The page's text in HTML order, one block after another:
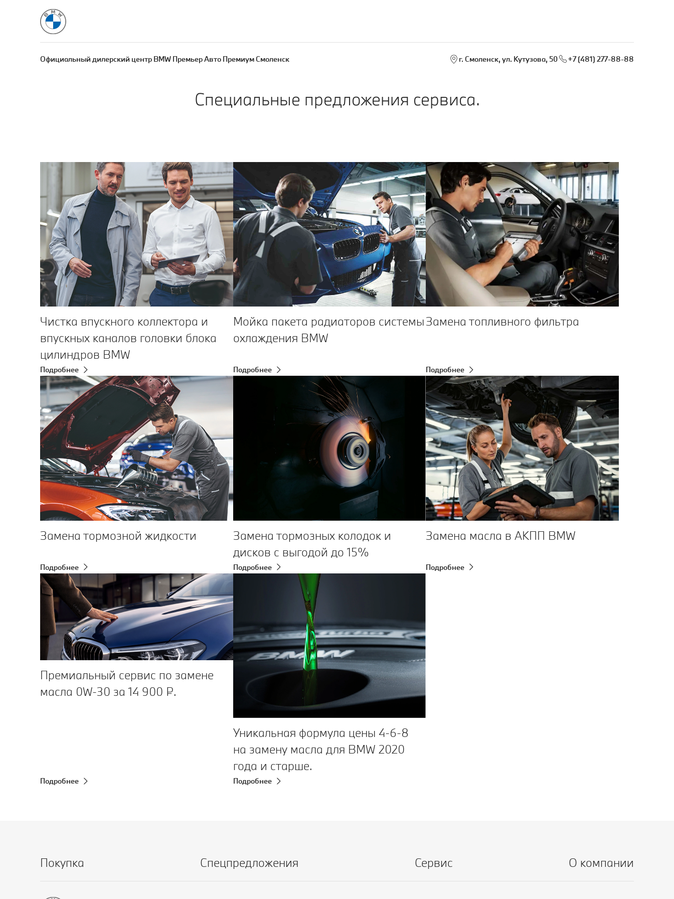
Официальный дилерский центр BMW Премьер Авто Премиум Смоленск г. Смоленск, ул. Кутузова, 50 +7 (481) 277-88-88
Специальные предложения сервиса.
Чистка впускного коллектора и
впускных каналов головки блока
цилиндров BMW
Подробнее
Мойка пакета радиаторов системы
охлаждения BMW
Подробнее
Замена топливного фильтра
Подробнее
Замена тормозной жидкости
Подробнее
Замена тормозных колодок и
дисков с выгодой до 15%
Подробнее
Замена масла в АКПП BMW
Подробнее
Премиальный сервис по замене
масла 0W‑30 за 14 900 ₽.
Подробнее
Уникальная формула цены 4-6-8
на замену масла для BMW 2020
года и старше.
Подробнее
Покупка Спецпредложения Сервис О компании